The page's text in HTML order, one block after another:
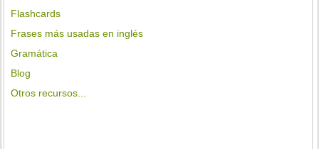
Flashcards
Frases más usadas en inglés
Gramática
Blog
Otros recursos...